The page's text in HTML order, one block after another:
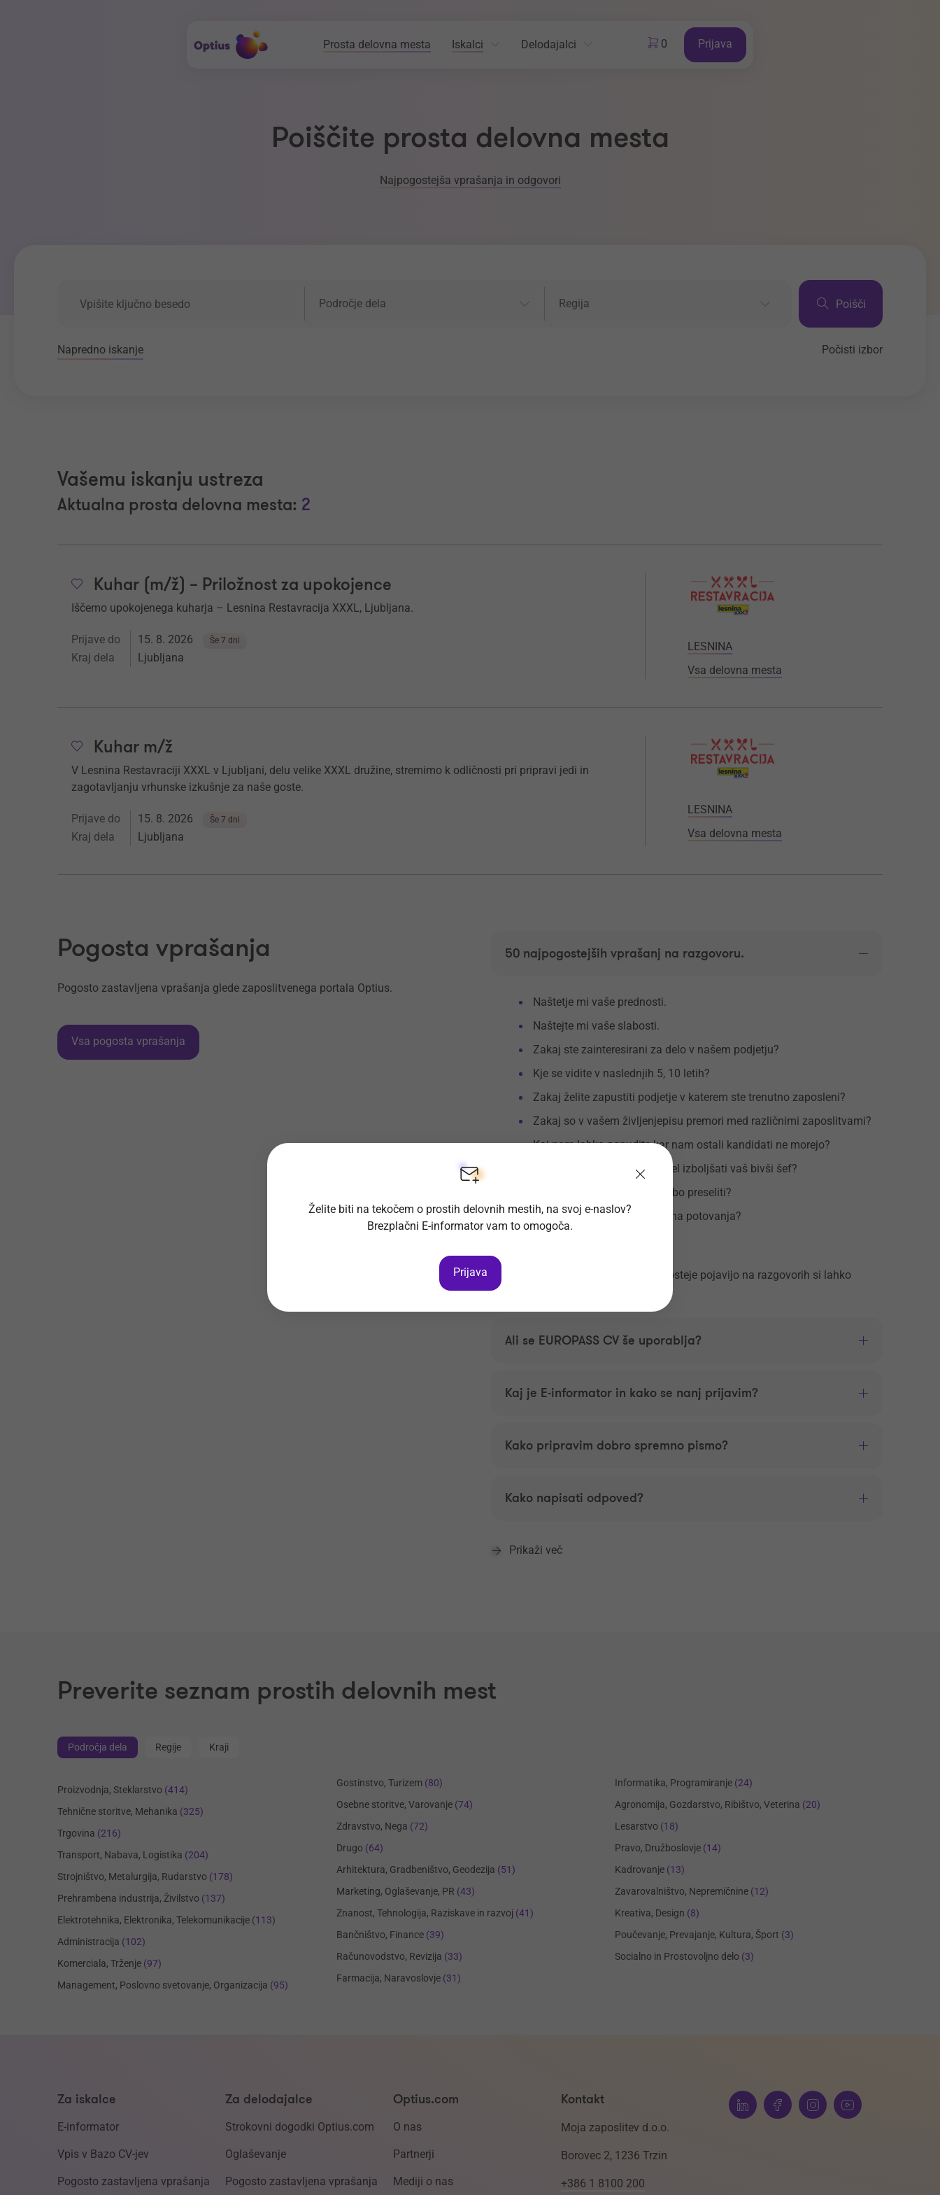
Prosta delovna mesta Iskalci Delodajalci 0 Prijava
Poiščite prosta delovna mesta
Najpogostejša vprašanja in odgovori
Področje dela Regija Poišči
Napredno iskanje Počisti izbor
Vašemu iskanju ustreza
Aktualna prosta delovna mesta: 2
Kuhar (m/ž) – Priložnost za upokojence
Iščemo upokojenega kuharja – Lesnina Restavracija XXXL, Ljubljana.
Prijave do 15. 8. 2026 Še 7 dni
Kraj dela Ljubljana
LESNINA
Vsa delovna mesta
Kuhar m/ž
V Lesnina Restavraciji XXXL v Ljubljani, delu velike XXXL družine, stremimo k odličnosti pri pripravi jedi in
zagotavljanju vrhunske izkušnje za naše goste.
Prijave do 15. 8. 2026 Še 7 dni
Kraj dela Ljubljana
LESNINA
Vsa delovna mesta
Pogosta vprašanja
Pogosto zastavljena vprašanja glede zaposlitvenega portala Optius.
Vsa pogosta vprašanja
50 najpogostejših vprašanj na razgovoru.
Naštetje mi vaše prednosti.
Naštejte mi vaše slabosti.
Zakaj ste zainteresirani za delo v našem podjetju?
Kje se vidite v naslednjih 5, 10 letih?
Zakaj želite zapustiti podjetje v katerem ste trenutno zaposleni?
Zakaj so v vašem življenjepisu premori med različnimi zaposlitvami?
Kaj nam lahko ponudite kar nam ostali kandidati ne morejo?
Katere tri stvari bi pri vas želel izboljšati vaš bivši šef?
Ali ste se pripravljeni za službo preseliti?
Ali ste pripravljeni na službena potovanja?
Preostala vprašanja, ki se najpogosteje pojavijo na razgovorih si lahko
Ali se EUROPASS CV še uporablja?
Kaj je E-informator in kako se nanj prijavim?
Kako pripravim dobro spremno pismo?
Kako napisati odpoved?
Prikaži več
Preverite seznam prostih delovnih mest
Področja dela Regije Kraji
Proizvodnja, Steklarstvo (414)
Tehnične storitve, Mehanika (325)
Trgovina (216)
Transport, Nabava, Logistika (204)
Strojništvo, Metalurgija, Rudarstvo (178)
Prehrambena industrija, Živilstvo (137)
Elektrotehnika, Elektronika, Telekomunikacije (113)
Administracija (102)
Komerciala, Trženje (97)
Management, Poslovno svetovanje, Organizacija (95)
Gostinstvo, Turizem (80)
Osebne storitve, Varovanje (74)
Zdravstvo, Nega (72)
Drugo (64)
Arhitektura, Gradbeništvo, Geodezija (51)
Marketing, Oglaševanje, PR (43)
Znanost, Tehnologija, Raziskave in razvoj (41)
Bančništvo, Finance (39)
Računovodstvo, Revizija (33)
Farmacija, Naravoslovje (31)
Informatika, Programiranje (24)
Agronomija, Gozdarstvo, Ribištvo, Veterina (20)
Lesarstvo (18)
Pravo, Družboslovje (14)
Kadrovanje (13)
Zavarovalništvo, Nepremičnine (12)
Kreativa, Design (8)
Poučevanje, Prevajanje, Kultura, Šport (3)
Socialno in Prostovoljno delo (3)
Za iskalce
E-informator
Vpis v Bazo CV-jev
Pogosto zastavljena vprašanja
Za delodajalce
Strokovni dogodki Optius.com
Oglaševanje
Pogosto zastavljena vprašanja
Optius.com
O nas
Partnerji
Mediji o nas
Kontakt
Moja zaposlitev d.o.o.
Borovec 2, 1236 Trzin
+386 1 8100 200
Želite biti na tekočem o prostih delovnih mestih, na svoj e-naslov?
Brezplačni E-informator vam to omogoča.
Prijava